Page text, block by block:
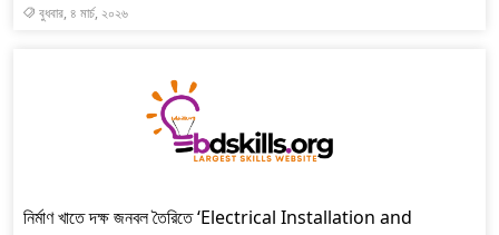
বুধবার, ৪ মার্চ, ২০২৬
নির্মাণ খাতে দক্ষ জনবল তৈরিতে ‘Electrical Installation and